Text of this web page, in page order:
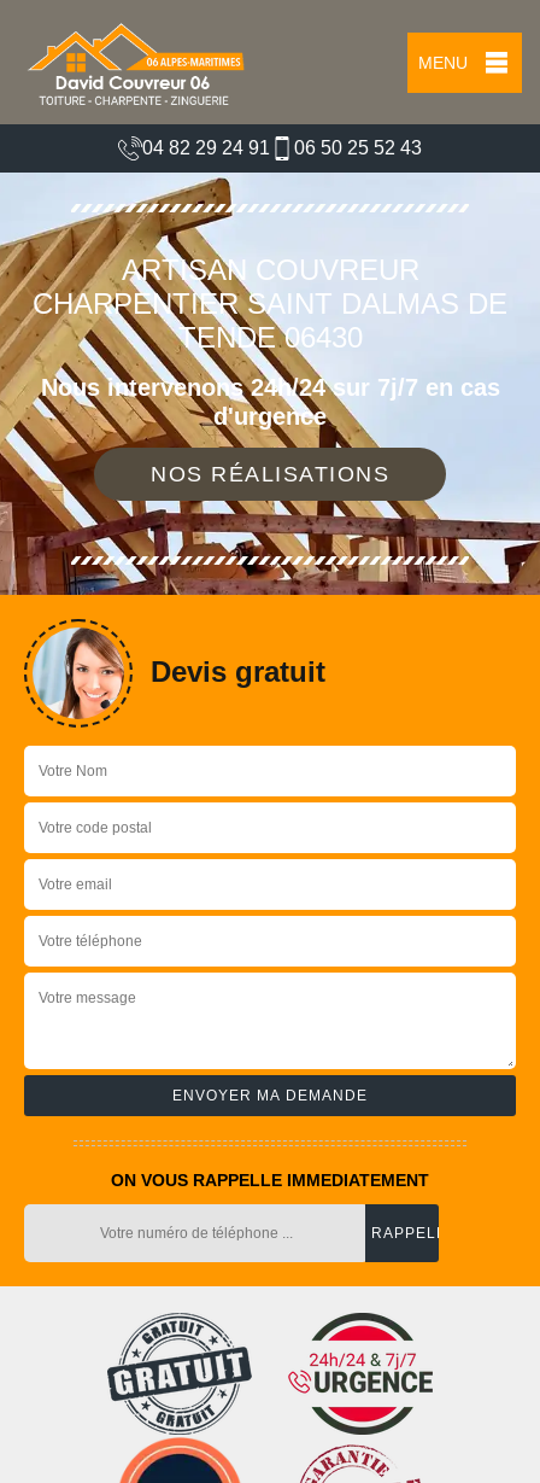
MENU
04 82 29 24 91 06 50 25 52 43
ARTISAN COUVREUR
CHARPENTIER SAINT DALMAS DE
TENDE 06430
Nous intervenons 24h/24 sur 7j/7 en cas
d'urgence
NOS RÉALISATIONS
Devis gratuit
ON VOUS RAPPELLE IMMEDIATEMENT